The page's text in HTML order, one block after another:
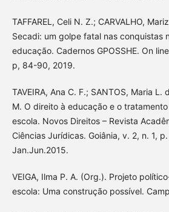
TAFFAREL, Celi N. Z.; CARVALHO,
Secadi: um golpe fatal nas conquistas
educação. Cadernos GPOSSHE. On
p, 84-90, 2019.
TAVEIRA, Ana C. F.; SANTOS, Maria L.
M. O direito à educação e o
escola. Novos Direitos – Revista
Ciências Jurídicas. Goiânia, v. 2, n. 1,
Jan.Jun.2015.
VEIGA, Ilma P. A. (Org.). Projeto
escola: Uma construção possível.